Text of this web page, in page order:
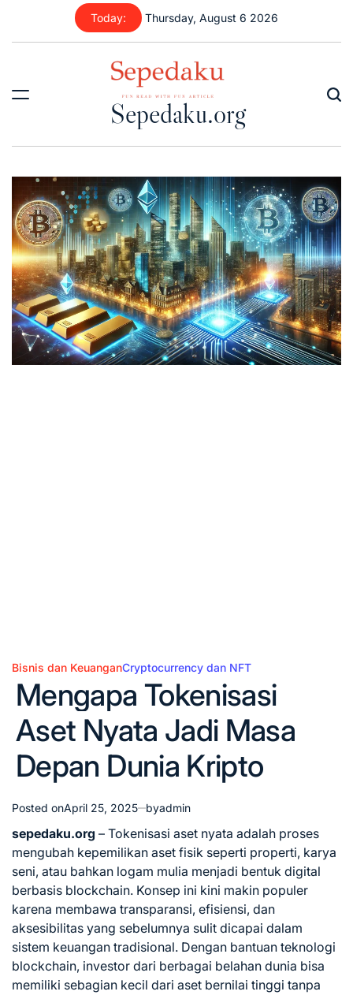
content
Today: Thursday, August 6 2026
Sepedaku.org
Posted
Bisnis dan KeuanganCryptocurrency dan NFT
Mengapa Tokenisasi
Aset Nyata Jadi Masa
Depan Dunia Kripto
Posted onApril 25, 2025 byadmin
sepedaku.org – Tokenisasi aset nyata adalah proses
mengubah kepemilikan aset fisik seperti properti, karya
seni, atau bahkan logam mulia menjadi bentuk digital
berbasis blockchain. Konsep ini kini makin populer
karena membawa transparansi, efisiensi, dan
aksesibilitas yang sebelumnya sulit dicapai dalam
sistem keuangan tradisional. Dengan bantuan teknologi
blockchain, investor dari berbagai belahan dunia bisa
memiliki sebagian kecil dari aset bernilai tinggi tanpa